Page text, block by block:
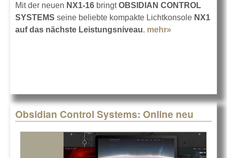
Mit der neuen NX1-16 bringtOBSIDIAN CONTROL
SYSTEMS seine beliebte kompakte Lichtkonsole NX1
auf das nächste Leistungsniveau. mehr»
Obsidian Control Systems: Online neu